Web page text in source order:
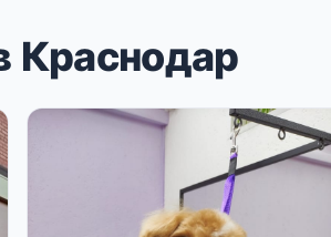
Краснодар